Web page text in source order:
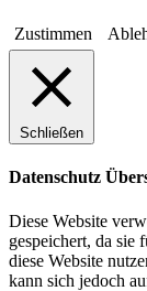
Zustimmen
Schließen
Datenschutz
Diese Website
gespeichert, da sie
diese Website
kann sich jedoch